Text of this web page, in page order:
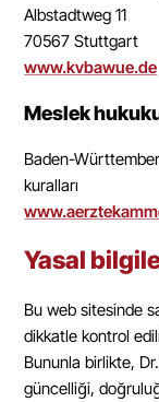
Albstadtweg 11
70567 Stuttgart
www.kvbawue.de
Meslek
Baden-
kuralları
Yasal
Bu web sitesinde
dikkatle kontrol
Bununla birlikte,
güncelliği,